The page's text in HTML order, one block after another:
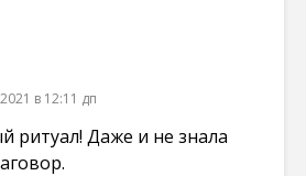
в 12:11 дп
ритуал! Даже и не знала